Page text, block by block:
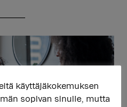
käyttäjäkokemuksen
sopivan sinulle, mutta